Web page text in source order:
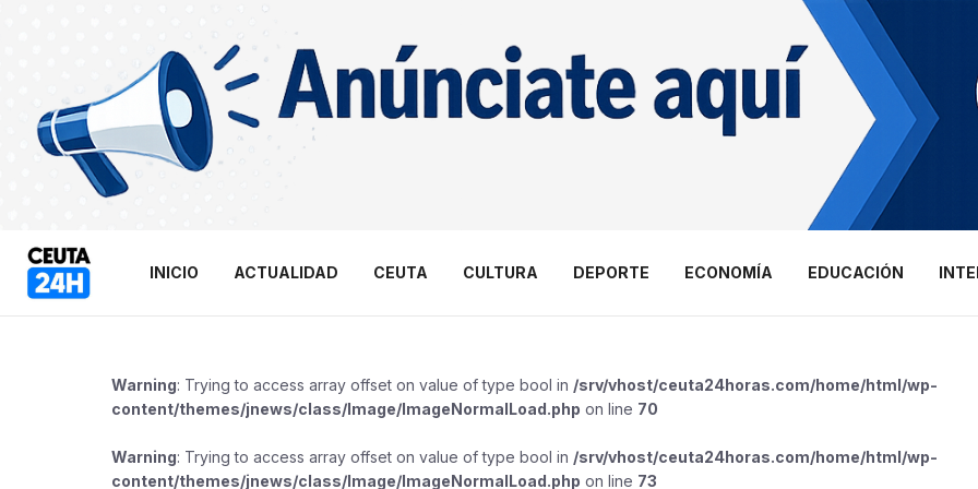
INICIO ACTUALIDAD CEUTA CULTURA DEPORTE ECONOMÍA EDUCACIÓN
Warning: Trying to access array offset on value of type bool in /srv/vhost/ceuta24horas.com/home/html/wp-
content/themes/jnews/class/Image/ImageNormalLoad.php on line 70
Warning: Trying to access array offset on value of type bool in /srv/vhost/ceuta24horas.com/home/html/wp-
content/themes/jnews/class/Image/ImageNormalLoad.php on line 73